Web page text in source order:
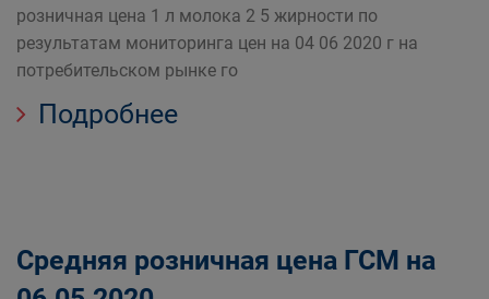
розничная цена 1 л молока 2 5 жирности по
результатам мониторинга цен на 04 06 2020 г на
потребительском рынке го
Подробнее
Средняя розничная цена ГСМ на